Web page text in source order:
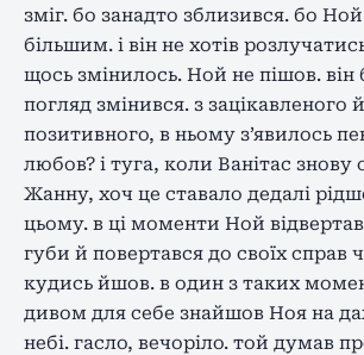
зміг. бо занадто зблизився. бо
більшим. і він не хотів
щось змінилось. Ной не пішов. він
погляд змінився. з зацікавленого
позитивного, в ньому з’явилось
любов? і туга, коли Ванітас знову
Жанну, хоч це ставало дедалі
цьому. в ці моменти Ной
губи й повертався до своїх справ
кудись йшов. в один з таких
дивом для себе знайшов Ноя на
небі. гасло, вечоріло. той думав